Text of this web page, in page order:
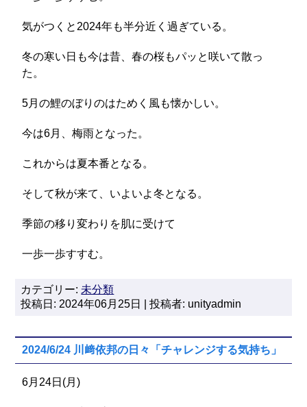
気がつくと2024年も半分近く過ぎている。
冬の寒い日も今は昔、春の桜もパッと咲いて散っ
た。
5月の鯉のぼりのはためく風も懐かしい。
今は6月、梅雨となった。
これからは夏本番となる。
そして秋が来て、いよいよ冬となる。
季節の移り変わりを肌に受けて
一歩一歩すすむ。
カテゴリー: 未分類
投稿日: 2024年06月25日 | 投稿者: unityadmin
2024/6/24 川﨑依邦の日々「チャレンジする気持ち」
6月24日(月)